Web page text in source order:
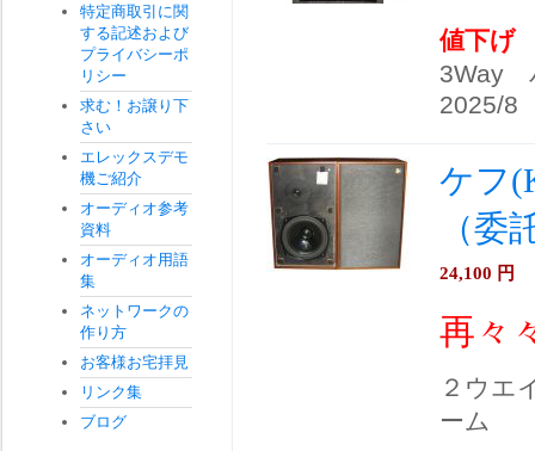
値下げ
3Way
2025/8
ケフ
（委
24,100 円
再々
２ウエ
ーム
特定商取引に関
する記述および
プライバシーポ
リシー
求む！お譲り下
さい
エレックスデモ
機ご紹介
オーディオ参考
資料
オーディオ用語
集
ネットワークの
作り方
お客様お宅拝見
リンク集
ブログ